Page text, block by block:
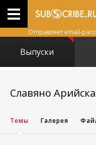
Отправляет email-
Выпуски
Славяно
Темы Галерея